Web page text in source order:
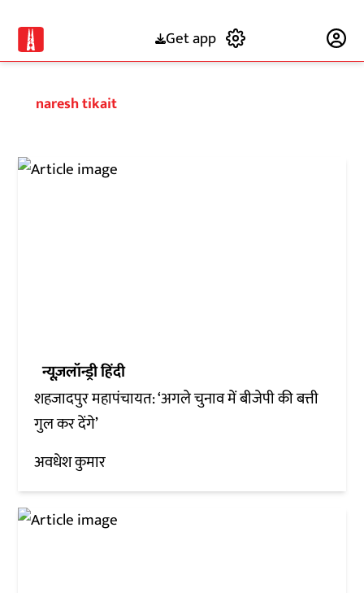
Get app
naresh tikait
न्यूज़लॉन्ड्री हिंदी
शहजादपुर महापंचायत: ‘अगले चुनाव में बीजेपी की बत्ती
गुल कर देंगे’
अवधेश कुमार